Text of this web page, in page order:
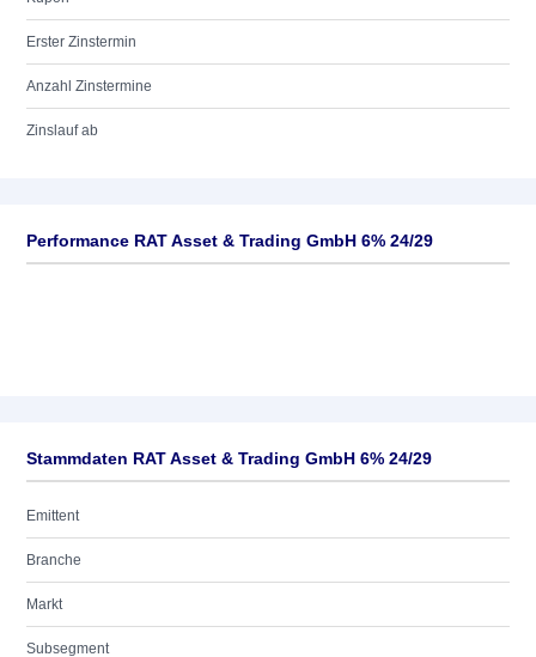
Erster Zinstermin
Anzahl Zinstermine
Zinslauf ab
Performance RAT Asset & Trading GmbH 6% 24/29
Stammdaten RAT Asset & Trading GmbH 6% 24/29
Emittent
Branche
Markt
Subsegment